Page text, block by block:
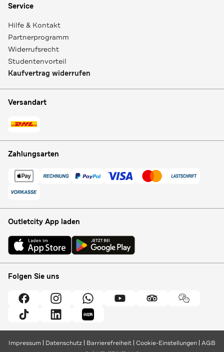
Service
Hilfe & Kontakt
Partnerprogramm
Widerrufsrecht
Studentenvorteil
Kaufvertrag widerrufen
Versandart
Zahlungsarten
Outletcity App laden
Folgen Sie uns
Impressum Datenschutz Barrierefreiheit Cookie-Einstellungen AGB